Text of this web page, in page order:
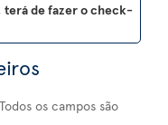
terá de fazer o check-
os campos são